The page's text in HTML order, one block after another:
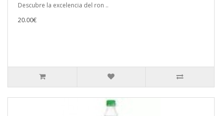
Descubre la excelencia del ron ..
20.00€